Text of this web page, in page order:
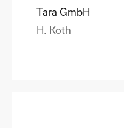
Tara GmbH
H. Koth